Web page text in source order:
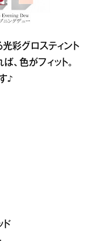
彩グロスティント
、色がフィット。
♪